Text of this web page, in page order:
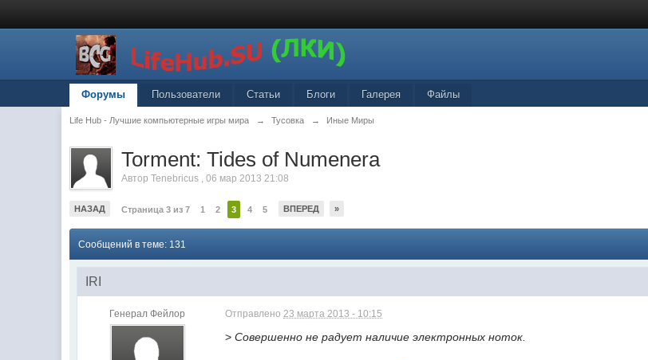
Форумы Пользователи Статьи Блоги Галерея Файлы
Life Hub - Лучшие компьютерные игры мира → Тусовка → Иные Миры
Torment: Tides of Numenera
АвторTenebricus ,06 мар 2013 21:08
НАЗАД Страница 3 из 7 1 2 3 4 5 ВПЕРЕД »
Сообщений в теме: 131
IRI
Генерал Фейлор Отправлено23 марта 2013 - 10:15
>Совершенно не радует наличие электронных ноток.